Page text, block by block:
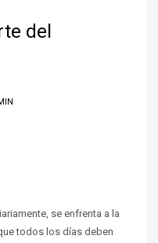
del
se enfrenta a la
todos los días deben